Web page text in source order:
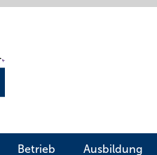
Betrieb Ausbildung